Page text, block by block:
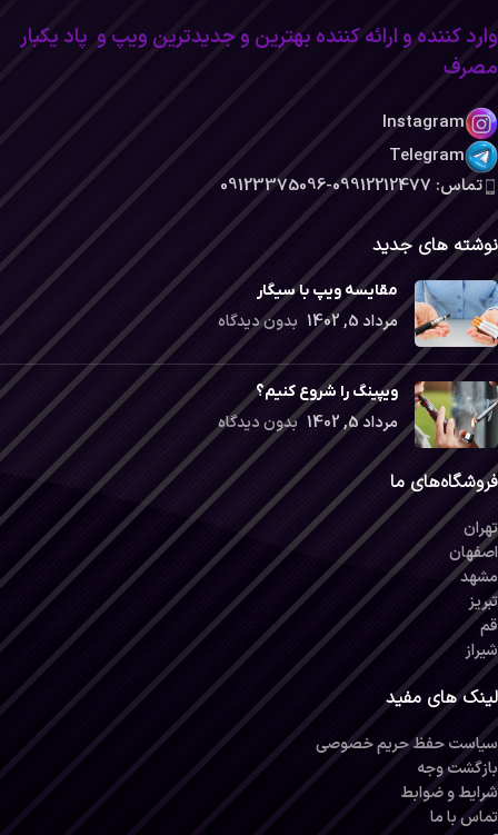
وارد کننده و ارائه کننده بهترین و جدیدترین ویپ و پاد یکبار
مصرف
Instagram
Telegram
تماس: 09912212477-09123375096
نوشته های جدید
مقایسه ویپ با سیگار
مرداد 5, 1402 بدون دیدگاه
ویپینگ را شروع کنیم؟
مرداد 5, 1402 بدون دیدگاه
فروشگاه‌های ما
تهران
اصفهان
مشهد
تبریز
قم
شیراز
لینک های مفید
سیاست حفظ حریم خصوصی
بازگشت وجه
شرایط و ضوابط
تماس با ما